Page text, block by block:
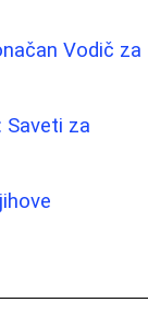
Vodič za
Saveti za